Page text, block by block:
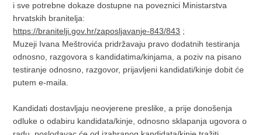
i sve potrebne dokaze dostupne na poveznici Ministarstva
hrvatskih branitelja:
https://branitelji.gov.hr/zaposljavanje-843/843 ;
Muzeji Ivana Meštrovića pridržavaju pravo dodatnih testiranja
odnosno, razgovora s kandidatima/kinjama, a poziv na pisano
testiranje odnosno, razgovor, prijavljeni kandidati/kinje dobit će
putem e-maila.
Kandidati dostavljaju neovjerene preslike, a prije donošenja
odluke o odabiru kandidata/kinje, odnosno sklapanja ugovora o